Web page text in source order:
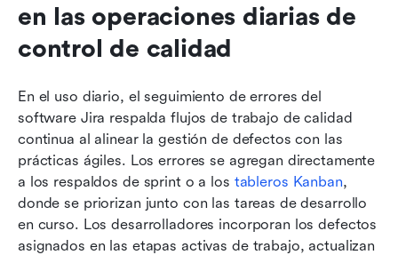
en las operaciones diarias de
control de calidad
En el uso diario, el seguimiento de errores del
software Jira respalda flujos de trabajo de calidad
continua al alinear la gestión de defectos con las
prácticas ágiles. Los errores se agregan directamente
a los respaldos de sprint o a los tableros Kanban,
donde se priorizan junto con las tareas de desarrollo
en curso. Los desarrolladores incorporan los defectos
asignados en las etapas activas de trabajo, actualizan